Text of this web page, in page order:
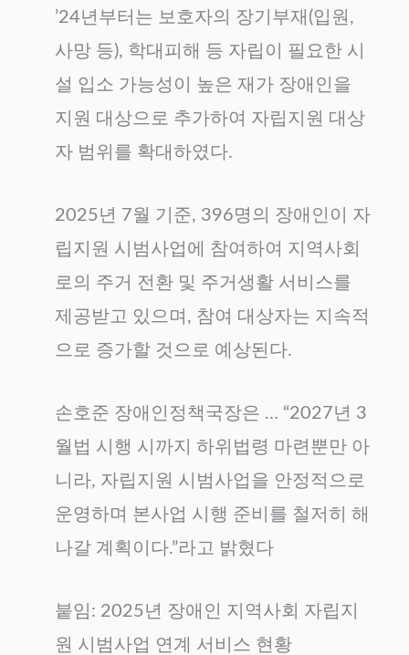
’24년부터는 보호자의 장기부재(입원,
사망 등), 학대피해 등 자립이 필요한 시
설 입소 가능성이 높은 재가 장애인을
지원 대상으로 추가하여 자립지원 대상
자 범위를 확대하였다.
2025년 7월 기준, 396명의 장애인이 자
립지원 시범사업에 참여하여 지역사회
로의 주거 전환 및 주거생활 서비스를
제공받고 있으며, 참여 대상자는 지속적
으로 증가할 것으로 예상된다.
손호준 장애인정책국장은 … “2027년 3
월법 시행 시까지 하위법령 마련뿐만 아
니라, 자립지원 시범사업을 안정적으로
운영하며 본사업 시행 준비를 철저히 해
나갈 계획이다.”라고 밝혔다
붙임: 2025년 장애인 지역사회 자립지
원 시범사업 연계 서비스 현황